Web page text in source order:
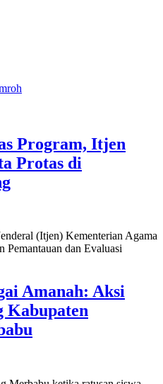
Program, Itjen
Protas di
(Itjen) Kementerian Agama
Pemantauan dan Evaluasi
Amanah: Aksi
Kabupaten